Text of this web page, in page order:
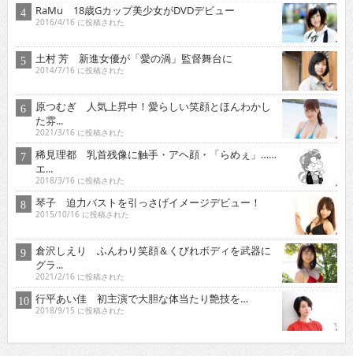
RaMu 18歳Gカップ美少女がDVDデビュー
2016/4/16 に投稿された
土村 芳 新進女優が「愛の渦」監督舞台に
2014/7/16 に投稿された
原つむぎ 人気上昇中！愛らしい笑顔とほんわかし
た雰...
2021/3/16 に投稿された
稀見理都 乳首残像に触手・アヘ顔・「らめぇ」……
エ...
2018/3/16 に投稿された
琴子 迫力バストを引っさげイメージデビュー！
2015/10/16 に投稿された
倉沢しえり ふんわり笑顔＆くびれボディを武器に
グラ...
2021/2/16 に投稿された
行平あい佳 初主演で大胆な体当たり艶技を…
2018/9/15 に投稿された